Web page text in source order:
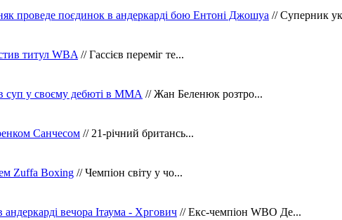
проведе поєдинок в андеркарді бою Ентоні Джошуа // Суперник
титул WBA // Гассієв переміг те...
суп у своєму дебюті в ММА // Жан Беленюк розтро...
Санчесом // 21-річний британсь...
Zuffa Boxing // Чемпіон світу у чо...
вечора Ітаума - Хргович // Екс-чемпіон WBO Де...